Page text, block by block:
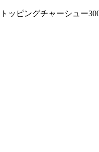
ッピングチャーシュー